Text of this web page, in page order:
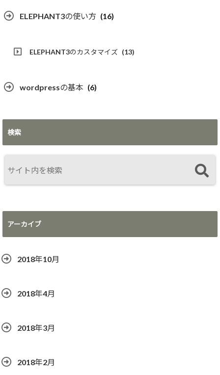
ELEPHANT3の使い方 (16)
ELEPHANT3のカスタマイズ (13)
wordpressの基本 (6)
検索
アーカイブ
2018年10月
2018年4月
2018年3月
2018年2月